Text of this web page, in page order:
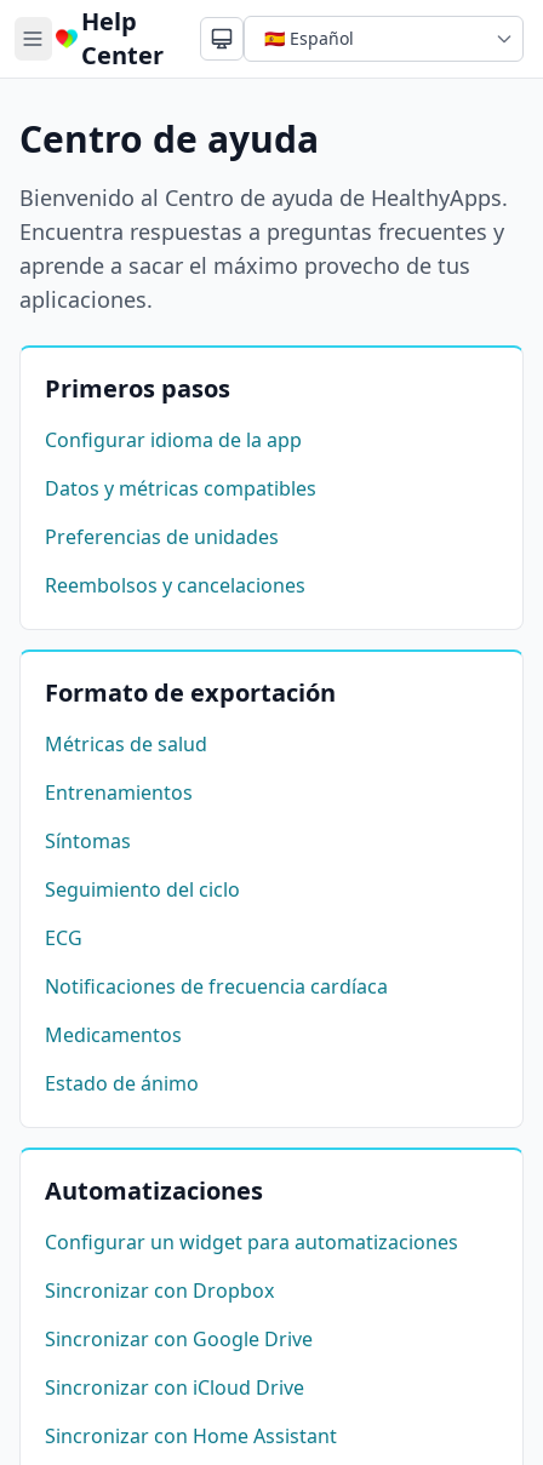
Help
Center
Centro de ayuda
Bienvenido al Centro de ayuda de HealthyApps.
Encuentra respuestas a preguntas frecuentes y
aprende a sacar el máximo provecho de tus
aplicaciones.
Primeros pasos
Configurar idioma de la app
Datos y métricas compatibles
Preferencias de unidades
Reembolsos y cancelaciones
Formato de exportación
Métricas de salud
Entrenamientos
Síntomas
Seguimiento del ciclo
ECG
Notificaciones de frecuencia cardíaca
Medicamentos
Estado de ánimo
Automatizaciones
Configurar un widget para automatizaciones
Sincronizar con Dropbox
Sincronizar con Google Drive
Sincronizar con iCloud Drive
Sincronizar con Home Assistant